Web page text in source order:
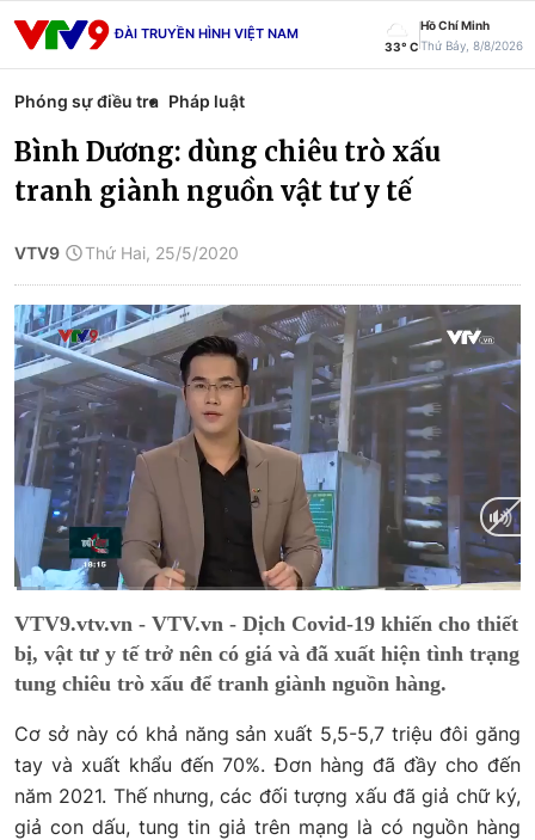
ĐÀI TRUYỀN HÌNH VIỆT NAM
33° C
Hồ Chí Minh
Thứ Bảy, 8/8/2026
Phóng sự điều tra Pháp luật
Bình Dương: dùng chiêu trò xấu
tranh giành nguồn vật tư y tế
VTV9 Thứ Hai, 25/5/2020
Time
VTV9.vtv.vn - VTV.vn - Dịch Covid-19 khiến cho thiết
bị, vật tư y tế trở nên có giá và đã xuất hiện tình trạng
tung chiêu trò xấu để tranh giành nguồn hàng.
Cơ sở này có khả năng sản xuất 5,5-5,7 triệu đôi găng
tay và xuất khẩu đến 70%. Đơn hàng đã đầy cho đến
năm 2021. Thế nhưng, các đối tượng xấu đã giả chữ ký,
giả con dấu, tung tin giả trên mạng là có nguồn hàng